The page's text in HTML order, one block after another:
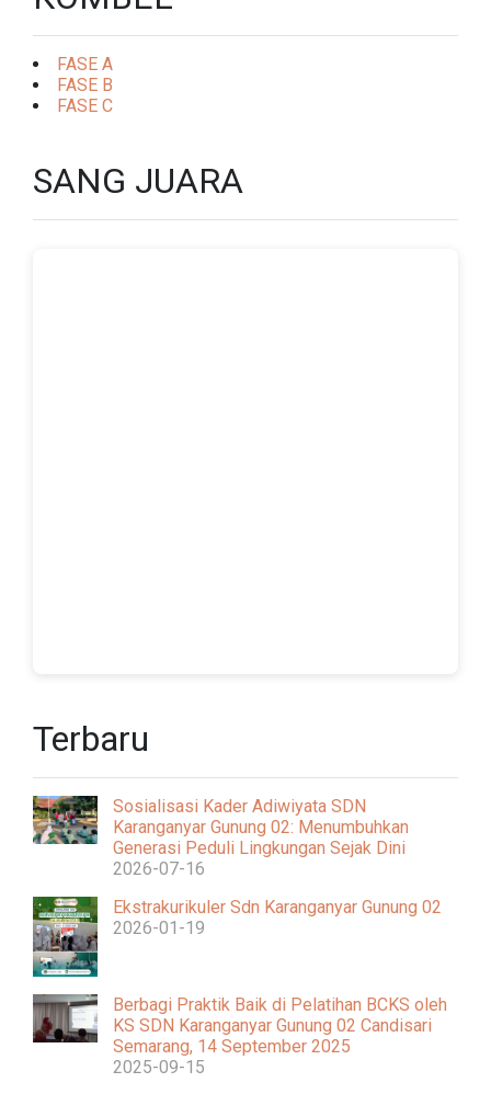
FASE A
FASE B
FASE C
SANG JUARA
Terbaru
Sosialisasi Kader Adiwiyata SDN
Karanganyar Gunung 02: Menumbuhkan
Generasi Peduli Lingkungan Sejak Dini
2026-07-16
Ekstrakurikuler Sdn Karanganyar Gunung 02
2026-01-19
Berbagi Praktik Baik di Pelatihan BCKS oleh
KS SDN Karanganyar Gunung 02 Candisari
Semarang, 14 September 2025
2025-09-15